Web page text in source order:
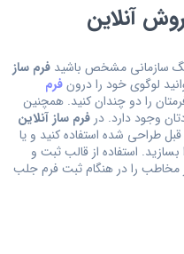
آنلاین
سازمانی مشخص باشید فرم ساز
لوگوی خود را درونفرم
را دو چندان کنید. همچنین
وجود دارد. در فرم ساز آنلاین
قبل طراحی شده استفاده کنید و یا
استفاده از قالب ثبت و
مخاطب را در هنگام ثبت فرم جلب